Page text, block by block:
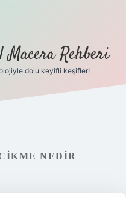
Rehberi
dolu keyifli keşifler!
NEDIR